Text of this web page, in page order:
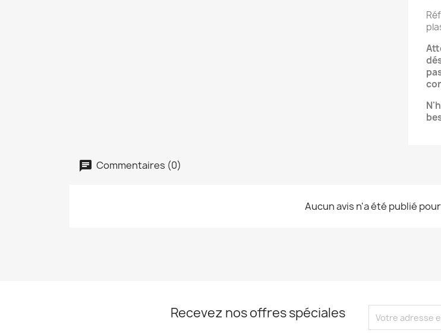
Commentaires (0)
Aucun avis n'a été publié
Recevez nos offres spéciales